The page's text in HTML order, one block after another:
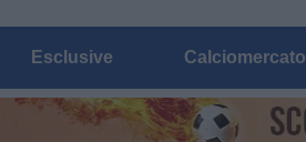
Esclusive Calciomercato